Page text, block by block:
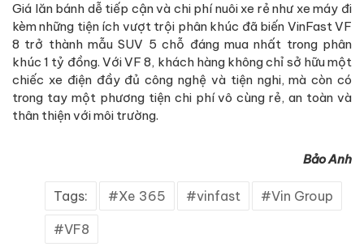
Giá lăn bánh dễ tiếp cận và chi phí nuôi xe rẻ như xe máy đi
kèm những tiện ích vượt trội phân khúc đã biến VinFast VF
8 trở thành mẫu SUV 5 chỗ đáng mua nhất trong phân
khúc 1 tỷ đồng. Với VF 8, khách hàng không chỉ sở hữu một
chiếc xe điện đầy đủ công nghệ và tiện nghi, mà còn có
trong tay một phương tiện chi phí vô cùng rẻ, an toàn và
thân thiện với môi trường.
Bảo Anh
Tags: Xe 365 vinfast Vin Group
VF8